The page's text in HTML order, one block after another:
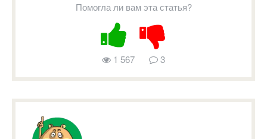
Помогла ли вам эта статья?
1 567 3